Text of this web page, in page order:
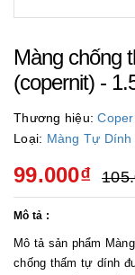
Màng chống
(copernit) -
Thương hiệu:
Loại: Màng Tự Dính
99.000₫
Mô tả :
Mô tả sản phẩm
chống thấm tự dính